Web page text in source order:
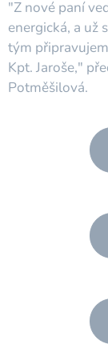
"Z nové paní
energická, a už
tým
Kpt. Jaroše,"
Potměšilová.